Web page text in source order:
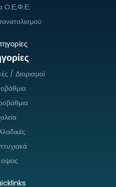
Ο.Ε.Φ.Ε.
/ Διορισμοί